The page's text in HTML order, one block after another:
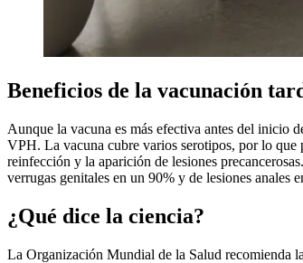
Beneficios de la vacunación
Aunque la vacuna es más efectiva antes del inicio
VPH. La vacuna cubre varios serotipos, por lo que
reinfección y la aparición de lesiones
verrugas genitales en un 90% y de lesiones anales
¿Qué dice la ciencia?
La Organización Mundial de la Salud recomienda